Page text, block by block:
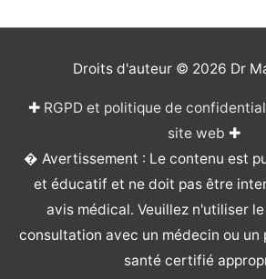
Droits d'auteur © 2026 Dr
✚ RGPD et politique de
site web ✚
� Avertissement : Le contenu est
et éducatif et ne doit pas être
avis médical. Veuillez n'utiliser
consultation avec un médecin ou un
santé certifié